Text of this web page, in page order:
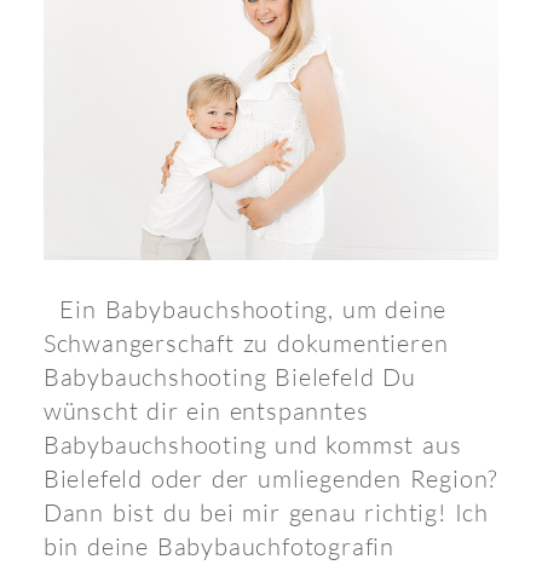
Ein Babybauchshooting, um deine
Schwangerschaft zu dokumentieren
Babybauchshooting Bielefeld Du
wünscht dir ein entspanntes
Babybauchshooting und kommst aus
Bielefeld oder der umliegenden Region?
Dann bist du bei mir genau richtig! Ich
bin deine Babybauchfotografin